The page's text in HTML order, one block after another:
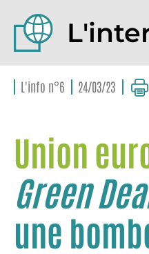
L'info n°6 24/03/23
Union
Green
une